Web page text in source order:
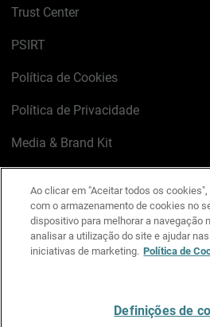
Trust Center
PSIRT
Política de Cookies
Política de Privacidade
Media & Brand Kit
LinkedIn
X FacebookInstagram
YouTube
Ao clicar em "Aceitar todos os
com o armazenamento de cookies no
dispositivo para melhorar a navegação
analisar a utilização do site e ajudar
iniciativas de marketing. Política de
Definições de